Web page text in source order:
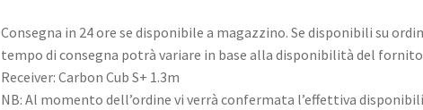
Consegna in 24 ore se disponibile a magazzino. Se disponibili su
tempo di consegna potrà variare in base alla disponibilità del
Receiver: Carbon Cub S+ 1.3m
NB: Al momento dell’ordine vi verrà confermata l’effettiva